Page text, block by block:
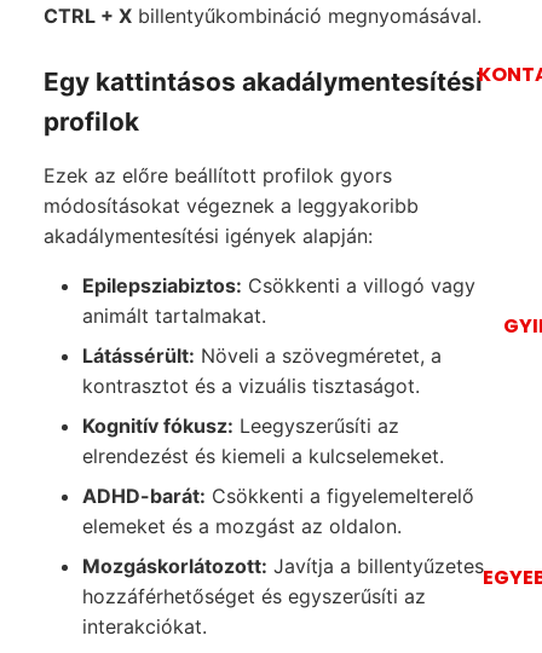
CTRL + X billentyűkombináció megnyomásával.
Egy kattintásos akadálymentesítési
profilok
Ezek az előre beállított profilok gyors
módosításokat végeznek a leggyakoribb
akadálymentesítési igények alapján:
Epilepsziabiztos: Csökkenti a villogó vagy
animált tartalmakat.
Látássérült: Növeli a szövegméretet, a
kontrasztot és a vizuális tisztaságot.
Kognitív fókusz: Leegyszerűsíti az
elrendezést és kiemeli a kulcselemeket.
ADHD-barát: Csökkenti a figyelemelterelő
elemeket és a mozgást az oldalon.
Mozgáskorlátozott: Javítja a billentyűzetes
hozzáférhetőséget és egyszerűsíti az
interakciókat.